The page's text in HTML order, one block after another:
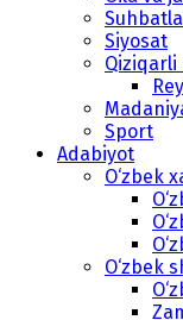
Siyosat
Qiziqarli
Sport
Adabiyot
O‘zbek
O‘zbek